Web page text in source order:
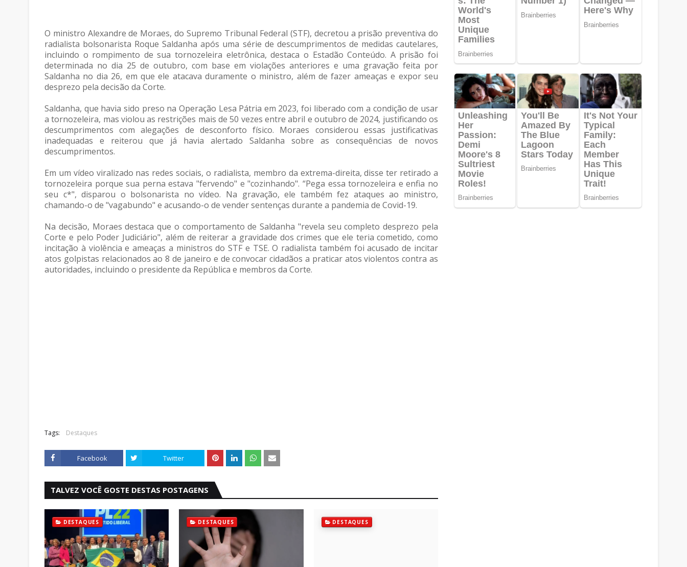
O ministro Alexandre de Moraes, do Supremo Tribunal Federal (STF), decretou a prisão preventiva do
radialista bolsonarista Roque Saldanha após uma série de descumprimentos de medidas cautelares,
incluindo o rompimento de sua tornozeleira eletrônica, destaca o Estadão Conteúdo. A prisão foi
determinada no dia 25 de outubro, com base em violações anteriores e uma gravação feita por
Saldanha no dia 26, em que ele atacava duramente o ministro, além de fazer ameaças e expor seu
desprezo pela decisão da Corte.
Saldanha, que havia sido preso na Operação Lesa Pátria em 2023, foi liberado com a condição de usar
a tornozeleira, mas violou as restrições mais de 50 vezes entre abril e outubro de 2024, justificando os
descumprimentos com alegações de desconforto físico. Moraes considerou essas justificativas
inadequadas e reiterou que já havia alertado Saldanha sobre as consequências de novos
descumprimentos.
Em um vídeo viralizado nas redes sociais, o radialista, membro da extrema-direita, disse ter retirado a
tornozeleira porque sua perna estava "fervendo" e "cozinhando". “Pega essa tornozeleira e enfia no
seu c*", disparou o bolsonarista no vídeo. Na gravação, ele também fez ataques ao ministro,
chamando-o de "vagabundo" e acusando-o de vender sentenças durante a pandemia de Covid-19.
Na decisão, Moraes destaca que o comportamento de Saldanha "revela seu completo desprezo pela
Corte e pelo Poder Judiciário", além de reiterar a gravidade dos crimes que ele teria cometido, como
incitação à violência e ameaças a ministros do STF e TSE. O radialista também foi acusado de incitar
atos golpistas relacionados ao 8 de janeiro e de convocar cidadãos a praticar atos violentos contra as
autoridades, incluindo o presidente da República e membros da Corte.
Tags: Destaques
Facebook Twitter
TALVEZ VOCÊ GOSTE DESTAS POSTAGENS
DESTAQUES DESTAQUES DESTAQUES